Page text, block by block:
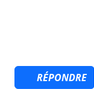
RÉPONDRE